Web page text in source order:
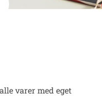
varer med eget